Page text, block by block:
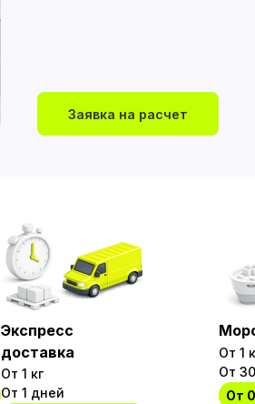
Заявка на расчет
От 1
От
От
Экспресс
доставка
От 1 кг
От 1 дней